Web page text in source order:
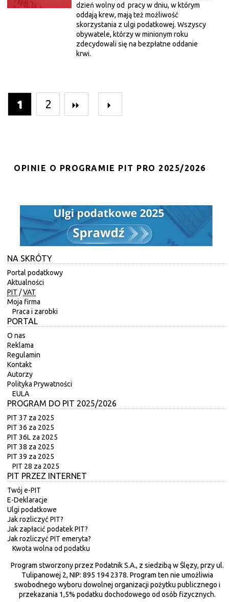
dzień wolny od pracy w dniu, w którym
oddają krew, mają też możliwość
skorzystania z ulgi podatkowej. Wszyscy
obywatele, którzy w minionym roku
zdecydowali się na bezpłatne oddanie
krwi.
1 2
OPINIE O PROGRAMIE PIT PRO 2025/2026
NA SKRÓTY
Portal podatkowy
Aktualności
PIT /VAT
Moja firma
Praca i zarobki
PORTAL
O nas
Reklama
Regulamin
Kontakt
Autorzy
Polityka Prywatności
EULA
PROGRAM DO PIT 2025/2026
PIT 37 za 2025
PIT 36 za 2025
PIT 36L za 2025
PIT 38 za 2025
PIT 39 za 2025
PIT 28 za 2025
PIT PRZEZ INTERNET
Twój e-PIT
E-Deklaracje
Ulgi podatkowe
Jak rozliczyć PIT?
Jak zapłacić podatek PIT?
Jak rozliczyć PIT emeryta?
Kwota wolna od podatku
Program stworzony przez Podatnik S.A., z siedzibą w Ślęzy, przy ul.
Tulipanowej 2, NIP: 895 194 2378. Program ten nie umożliwia
swobodnego wyboru dowolnej organizacji pożytku publicznego i
przekazania 1,5% podatku dochodowego od osób fizycznych.